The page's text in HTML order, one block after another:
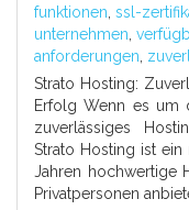
funktionen ssl-
unternehmen
anforderungen
Strato Hosting:
Erfolg Wenn es um
zuverlässiges
Strato Hosting ist
Jahren hochwertige
Privatpersonen